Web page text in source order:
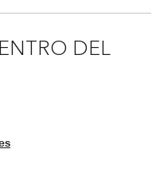
DEL